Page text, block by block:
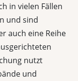
in vielen Fällen
und sind
auch eine Reihe
nutzt
und